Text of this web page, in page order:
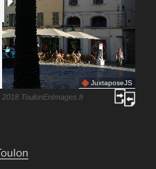
JuxtaposeJS
ToulonEnImages.fr